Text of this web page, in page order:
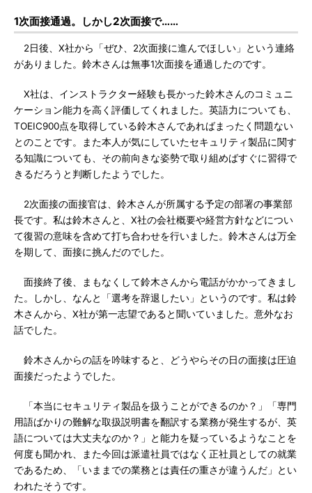
1次面接通過。しかし2次面接で……
2日後、X社から「ぜひ、2次面接に進んでほしい」という連絡
がありました。鈴木さんは無事1次面接を通過したのです。
X社は、インストラクター経験も長かった鈴木さんのコミュニ
ケーション能力を高く評価してくれました。英語力についても、
TOEIC900点を取得している鈴木さんであればまったく問題ない
とのことです。また本人が気にしていたセキュリティ製品に関す
る知識についても、その前向きな姿勢で取り組めばすぐに習得で
きるだろうと判断したようでした。
2次面接の面接官は、鈴木さんが所属する予定の部署の事業部
長です。私は鈴木さんと、X社の会社概要や経営方針などについ
て復習の意味を含めて打ち合わせを行いました。鈴木さんは万全
を期して、面接に挑んだのでした。
面接終了後、まもなくして鈴木さんから電話がかかってきまし
た。しかし、なんと「選考を辞退したい」というのです。私は鈴
木さんから、X社が第一志望であると聞いていました。意外なお
話でした。
鈴木さんからの話を吟味すると、どうやらその日の面接は圧迫
面接だったようでした。
「本当にセキュリティ製品を扱うことができるのか？」「専門
用語ばかりの難解な取扱説明書を翻訳する業務が発生するが、英
語については大丈夫なのか？」と能力を疑っているようなことを
何度も聞かれ、また今回は派遣社員ではなく正社員としての就業
であるため、「いままでの業務とは責任の重さが違うんだ」とい
われたそうです。